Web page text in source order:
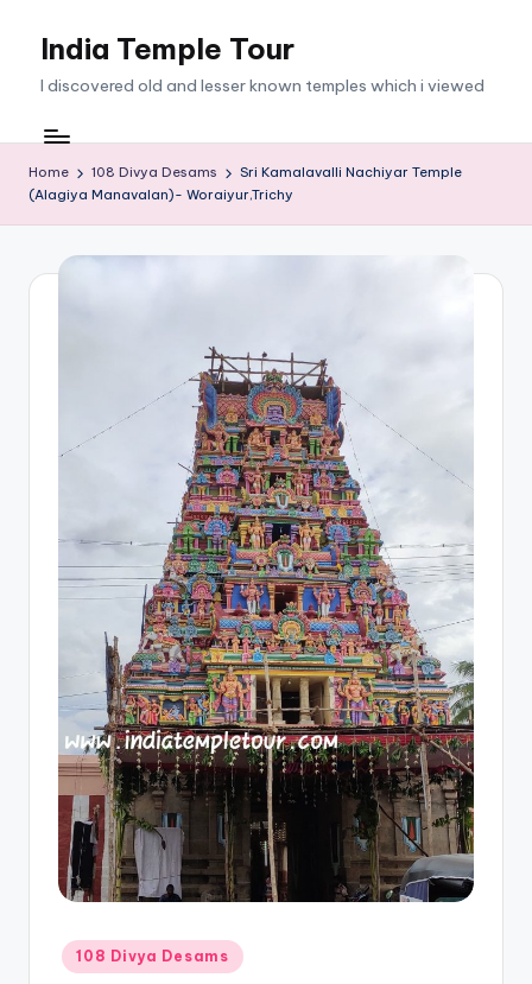
India Temple Tour
I discovered old and lesser known temples which i viewed
Home 108 Divya Desams
Sri Kamalavalli Nachiyar Temple
(Alagiya Manavalan)- Woraiyur,Trichy
Posted
in
108 Divya Desams